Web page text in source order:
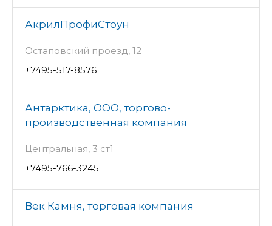
АкрилПрофиСтоун
Остаповский проезд, 12
+7495-517-8576
Антарктика, ООО, торгово-
производственная компания
Центральная, 3 ст1
+7495-766-3245
Век Камня, торговая компания